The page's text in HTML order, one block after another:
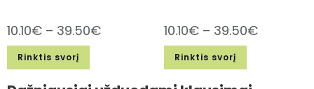
10.10€ – 39.50€
Rinktis svorį
10.10€ – 39.50€
Rinktis svorį